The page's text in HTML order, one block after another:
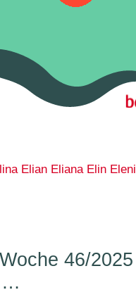
Elian Eliana Elin Eleni
46/
…